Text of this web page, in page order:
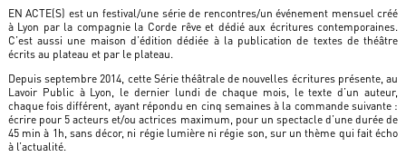
EN ACTE(S) est un festival/une série de rencontres/un événement mensuel créé
à Lyon par la compagnie la Corde rêve et dédié aux écritures contemporaines.
C’est aussi une maison d’édition dédiée à la publication de textes de théâtre
écrits au plateau et par le plateau.
Depuis septembre 2014, cette Série théâtrale de nouvelles écritures présente, au
Lavoir Public à Lyon, le dernier lundi de chaque mois, le texte d’un auteur,
chaque fois différent, ayant répondu en cinq semaines à la commande suivante :
écrire pour 5 acteurs et/ou actrices maximum, pour un spectacle d’une durée de
45 min à 1h, sans décor, ni régie lumière ni régie son, sur un thème qui fait écho
à l’actualité.